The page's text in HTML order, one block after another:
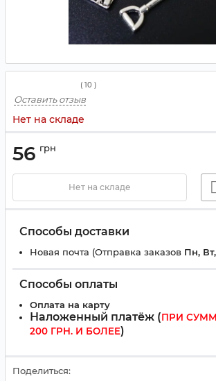
( 10 )
Оставить отзыв
Нет на складе
56 грн
Нет на складе
Способы доставки
Новая почта (Отправка заказов Пн,
Способы оплаты
Оплата на карту
Наложенный платёж (ПРИ
200 ГРН. И БОЛЕЕ)
Поделиться: